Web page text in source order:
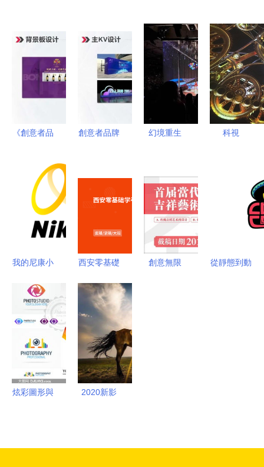
《創意者品
覺設計 案
例精選 Ⅲ
動態影像中
的視覺敘事
革命》
創意者品牌
視覺創意設
幻境重生
全息舞臺的
視覺奇觀
科視
幕，引領動
態影像視覺
我的尼康小
動態影像視
覺創意新紀
西安零基礎
設計與動態
影像視覺創
意設計指南
創意無限
從靜態到動
炫彩圖形與
2020新影